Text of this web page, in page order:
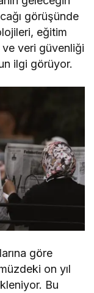
görüşünde
eğitim
veri güvenliği
ilgi görüyor.
göre
on yıl
Bu